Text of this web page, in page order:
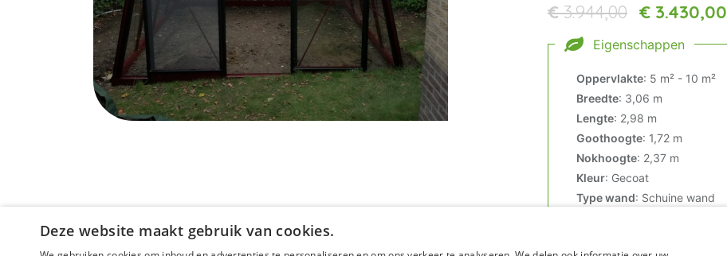
€ 3.430,00
€3.944,00
Eigenschappen
Oppervlakte: 5 m² - 10 m²
Breedte: 3,06 m
Lengte: 2,98 m
Goothoogte: 1,72 m
Nokhoogte: 2,37 m
Kleur: Gecoat
Type wand: Schuine wand
Deze website maakt gebruik van cookies.